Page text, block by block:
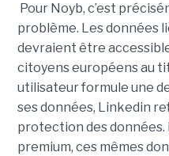
Pour Noyb, c’est
problème. Les données
devraient être
citoyens européens au
utilisateur formule une
ses données, Linkedin
protection des données.
premium, ces mêmes